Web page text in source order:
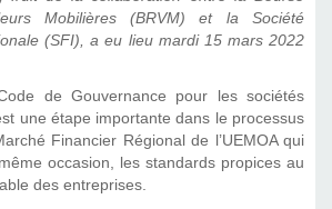
Mobilières (BRVM) et la Société
(SFI), a eu lieu mardi 15 mars 2022
de Gouvernance pour les sociétés
une étape importante dans le processus
Financier Régional de l’UEMOA qui
occasion, les standards propices au
des entreprises.